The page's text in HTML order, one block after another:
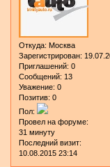
Откуда: Москва
Зарегистрирован:
Приглашений: 0
Сообщений: 13
Уважение: 0
Позитив: 0
Пол:
Провел на форуме:
31 минуту
Последний визит:
10.08.2015 23:14